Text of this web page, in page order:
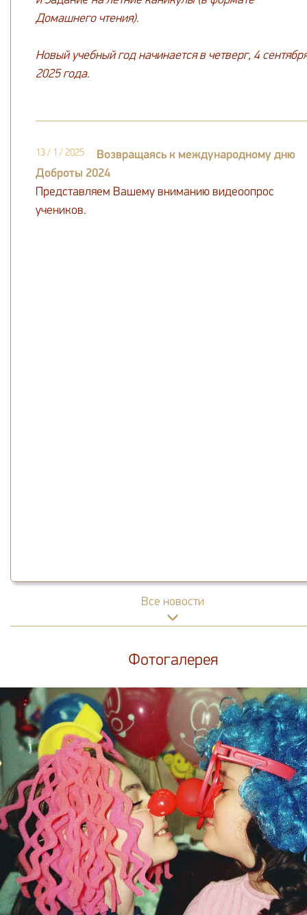
Домашнего чтения).
Новый учебный год начинается в четверг, 4
2025 года.
13 / 1 / 2025
Возвращаясь к международному дню
Доброты 2024
Представляем Вашему вниманию видеоопрос
учеников.
Все новости
Фотогалерея